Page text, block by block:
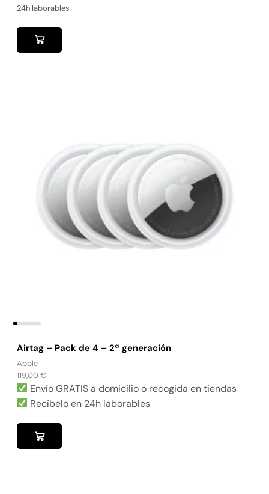
24h laborables
Airtag – Pack de 4 – 2ª generación
Apple
119,00€
EnvíoGRATISa domicilio o recogida en tiendas
Recíbelo en 24h laborables